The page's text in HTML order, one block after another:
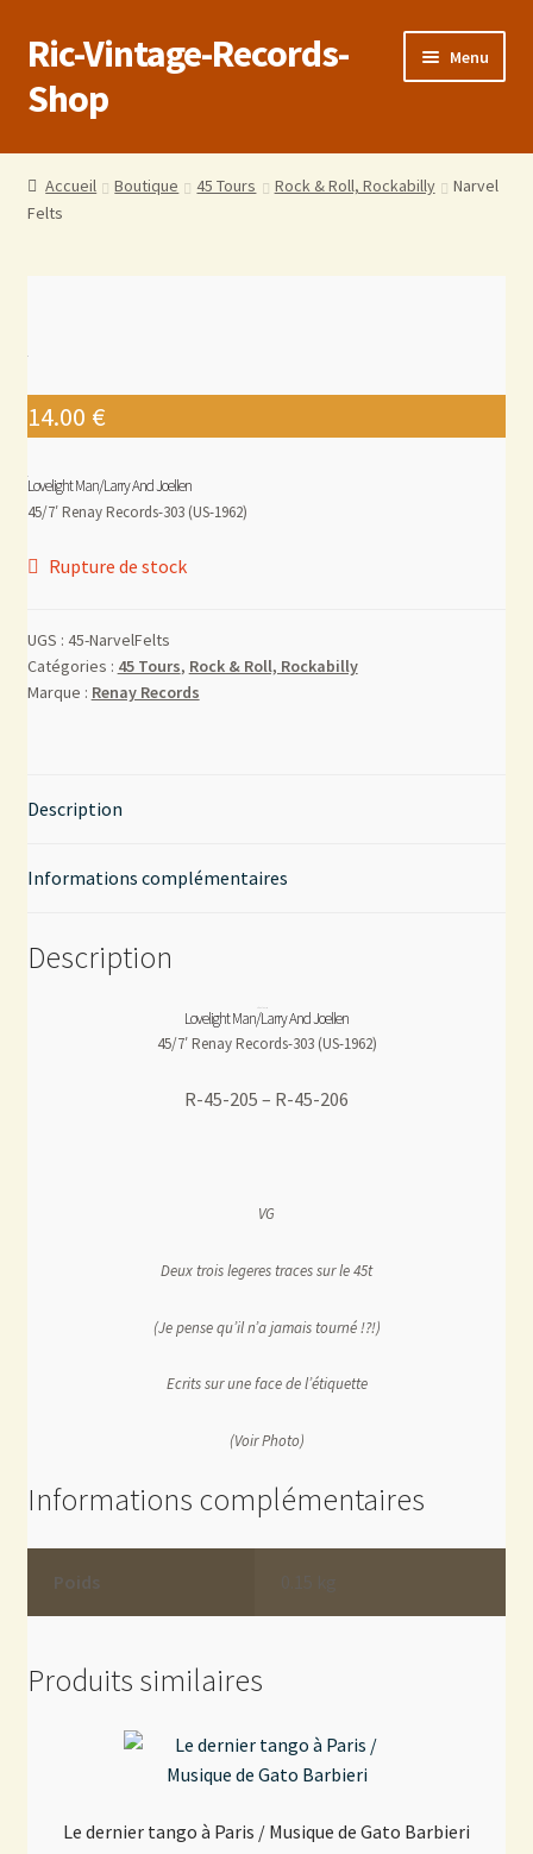
Ric-Vintage-Records-
Shop
Menu
Accueil
Boutique
Estimations produits/Livraisons/Paiements
Contact
Accueil Boutique 45 Tours Rock & Roll, Rockabilly
Narvel
Felts
14.00 €
Lovelight Man/Larry And Joellen
45/7′ Renay Records-303 (US-1962)
Rupture de stock
UGS : 45-NarvelFelts
Catégories : 45 Tours, Rock & Roll, Rockabilly
Marque : Renay Records
Description
Informations complémentaires
Description
Lovelight Man/Larry And Joellen
45/7′ Renay Records-303 (US-1962)
R-45-205 – R-45-206
VG
Deux trois legeres traces sur le 45t
(Je pense qu’il n’a jamais tourné !?!)
Ecrits sur une face de l’étiquette
(Voir Photo)
Informations complémentaires
Poids
Produits similaires
Le dernier tango à Paris / Musique de Gato Barbieri